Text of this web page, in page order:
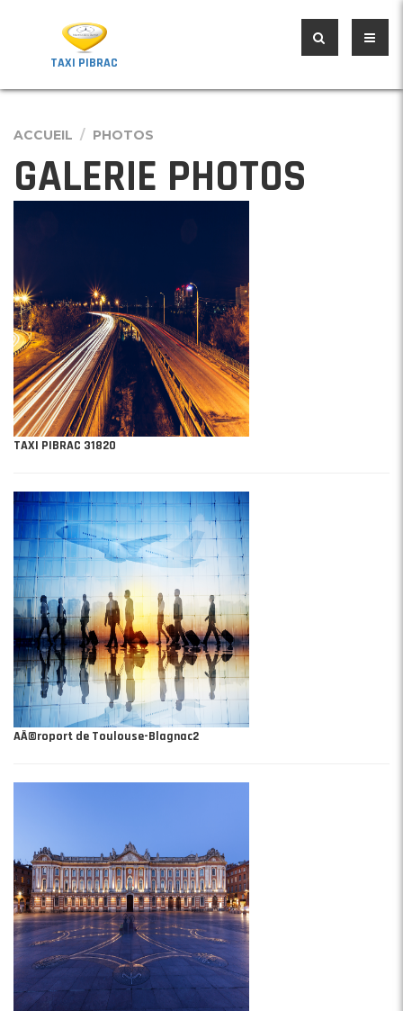
TAXI PIBRAC
ACCUEIL PHOTOS
GALERIE PHOTOS
TAXI PIBRAC 31820
AÃ©roport de Toulouse-Blagnac2